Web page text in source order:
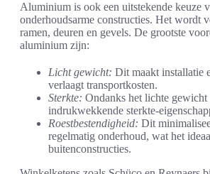
Aluminium is ook een uitstekende keuze
onderhoudsarme constructies. Het wordt
ramen, deuren en gevels. De grootste
aluminium zijn:
Licht gewicht: Dit maakt installatie
verlaagt transportkosten.
Sterkte: Ondanks het lichte
indrukwekkende sterkte-
Roestbestendigheid: Dit
regelmatig onderhoud, wat het
buitenconstructies.